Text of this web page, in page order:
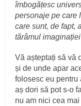
îmbogățesc
personaje pe care
care sunt, de fapt,
tărâmul
Vă așteptați să vă
și de unde apar
folosesc eu pentru
aș dori să pot s-o
nu am nici cea